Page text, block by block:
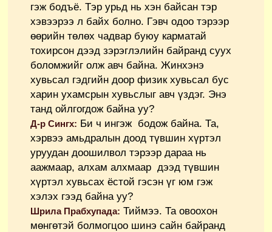
гэж бодъё. Тэр урьд нь хэн байсан тэр
хэвээрээ л байх болно. Гэвч одоо тэрээр
өөрийн төлөх чадвар буюу карматай
тохирсон дээд зэрэглэлийн байранд суух
боломжийг олж авч байна. Жинхэнэ
хувьсал гэдгийн доор физик хувьсал бус
харин ухамсрын хувьслыг авч үздэг. Энэ
танд ойлгогдож байна уу?
Д-р Сингх: Би ч ингэж бодож байна. Та,
хэрвээ амьдралын доод түвшин хүртэл
уруудан доошилвол тэрээр дараа нь
аажмаар, алхам алхмаар дээд түвшин
хүртэл хувьсах ёстой гэсэн үг юм гэж
хэлэх гээд байна уу?
Шрила Прабхупада: Тиймээ. Та овоохон
мөнгөтэй болмогцоо шинэ сайн байранд